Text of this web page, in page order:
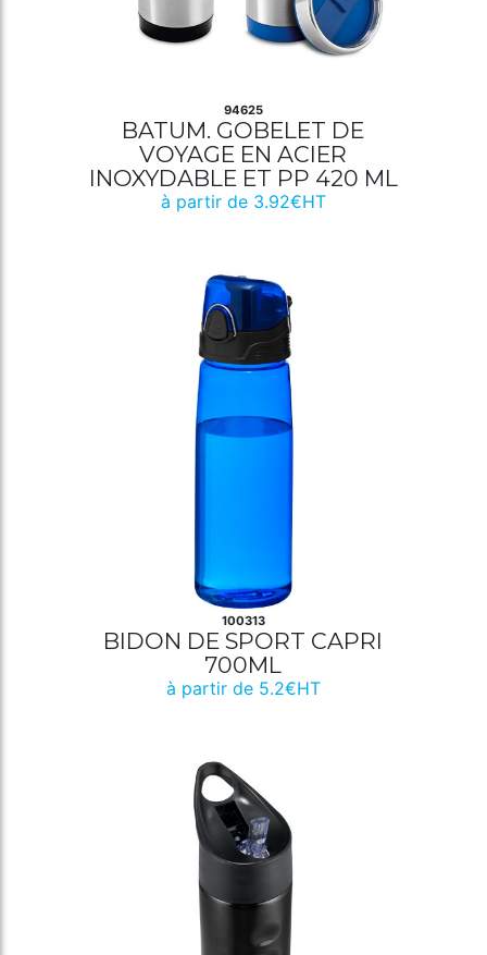
94625
BATUM. GOBELET DE
VOYAGE EN ACIER
INOXYDABLE ET PP 420 ML
à partir de 3.92€HT
100313
BIDON DE SPORT CAPRI
700ML
à partir de 5.2€HT